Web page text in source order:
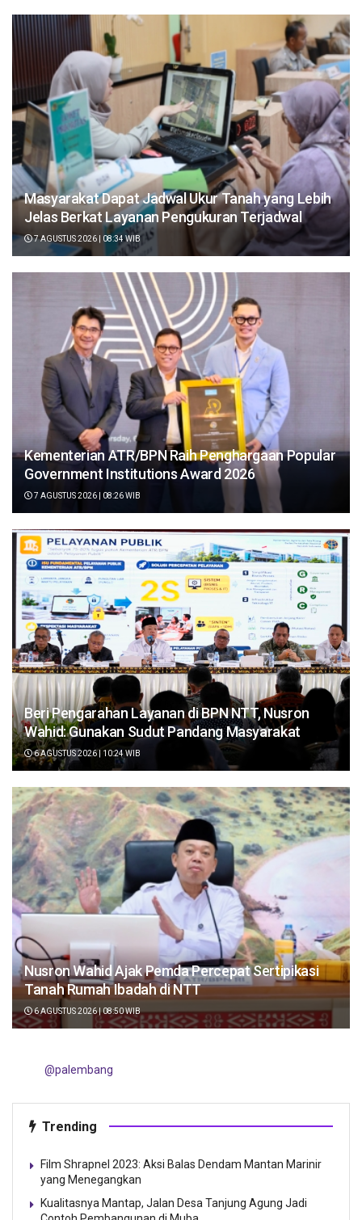
Masyarakat Dapat Jadwal Ukur Tanah yang Lebih
Jelas Berkat Layanan Pengukuran Terjadwal
7 AGUSTUS 2026 | 08:34 WIB
Kementerian ATR/BPN Raih Penghargaan Popular
Government Institutions Award 2026
7 AGUSTUS 2026 | 08:26 WIB
Beri Pengarahan Layanan di BPN NTT, Nusron
Wahid: Gunakan Sudut Pandang Masyarakat
6 AGUSTUS 2026 | 10:24 WIB
Nusron Wahid Ajak Pemda Percepat Sertipikasi
Tanah Rumah Ibadah di NTT
6 AGUSTUS 2026 | 08:50 WIB
@palembang
Trending
Film Shrapnel 2023: Aksi Balas Dendam Mantan Marinir
yang Menegangkan
Kualitasnya Mantap, Jalan Desa Tanjung Agung Jadi